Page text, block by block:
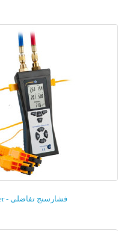
فشارسنج تفاضلی - Differential Pressure Meter